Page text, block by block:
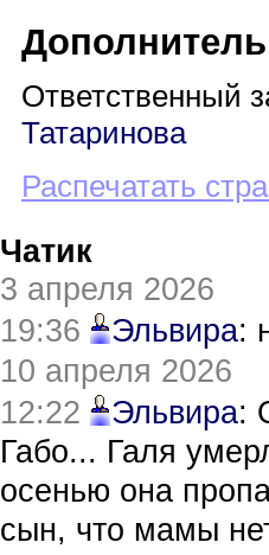
Ответственный
Татаринова
Распечатать
Чатик
3 апреля 2026
19:36
Эльвира:
10 апреля 2026
12:22
Эльвира:
Габо... Галя
осенью она
сын, что мамы